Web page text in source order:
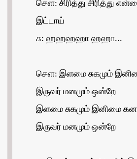
சௌ: சிரித்து சிரித்து
இட்டாய்
சு: ஹஹஹஹா ஹஹா...
சௌ: இளமை சுகமும்
இருவர் மனமும் ஒன்றே
இளமை சுகமும் இனிமை
இருவர் மனமும் ஒன்றே